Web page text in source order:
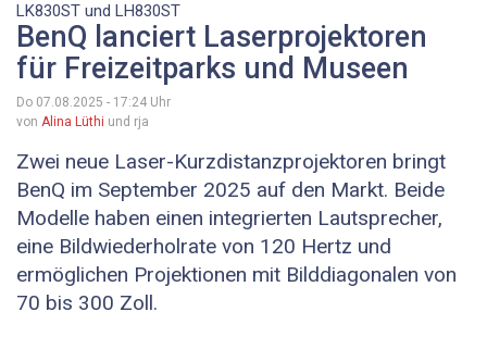
LK830ST und LH830ST
BenQ lanciert Laserprojektoren
für Freizeitparks und Museen
Do 07.08.2025 - 17:24 Uhr
von Alina Lüthi und rja
Zwei neue Laser-Kurzdistanzprojektoren bringt
BenQ im September 2025 auf den Markt. Beide
Modelle haben einen integrierten Lautsprecher,
eine Bildwiederholrate von 120 Hertz und
ermöglichen Projektionen mit Bilddiagonalen von
70 bis 300 Zoll.